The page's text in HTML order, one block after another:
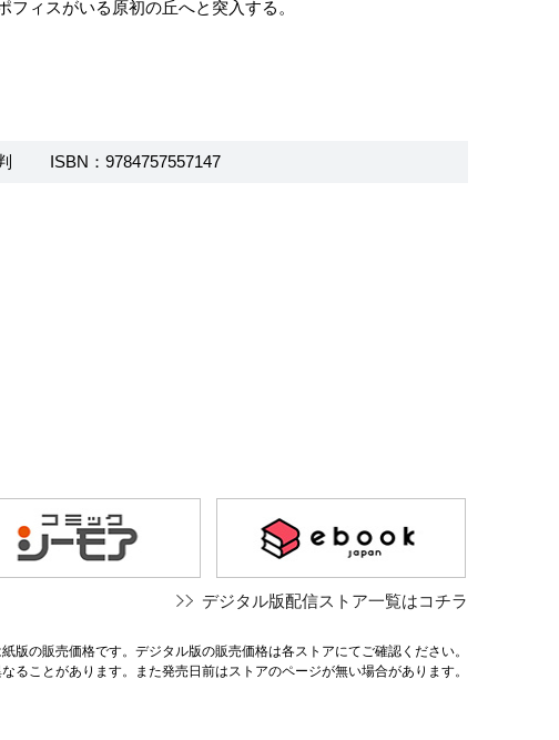
ィスがいる原初の丘へと突入する。
判 ISBN：9784757557147
デジタル版配信ストア一覧はコチラ
版の販売価格です。デジタル版の販売価格は各ストアにてご確認ください。
ことがあります。また発売日前はストアのページが無い場合があります。